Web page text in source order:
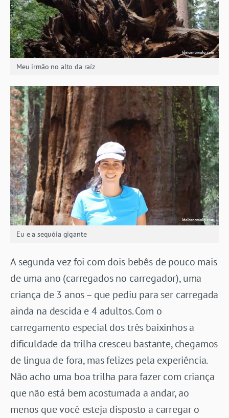
Meu irmão no alto da raíz
Eu e a sequóia gigante
A segunda vez foi com dois bebês de pouco mais
de uma ano (carregados no carregador), uma
criança de 3 anos – que pediu para ser carregada
ainda na descida e 4 adultos. Com o
carregamento especial dos três baixinhos a
dificuldade da trilha cresceu bastante, chegamos
de lingua de fora, mas felizes pela experiência.
Não acho uma boa trilha para fazer com criança
que não está bem acostumada a andar, ao
menos que você esteja disposto a carregar o